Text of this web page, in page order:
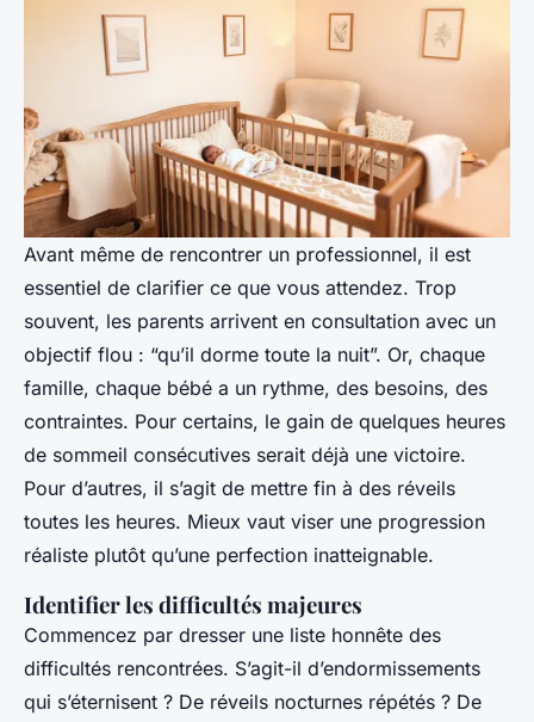
Avant même de rencontrer un professionnel, il est
essentiel de clarifier ce que vous attendez. Trop
souvent, les parents arrivent en consultation avec un
objectif flou : “qu’il dorme toute la nuit”. Or, chaque
famille, chaque bébé a un rythme, des besoins, des
contraintes. Pour certains, le gain de quelques heures
de sommeil consécutives serait déjà une victoire.
Pour d’autres, il s’agit de mettre fin à des réveils
toutes les heures. Mieux vaut viser une progression
réaliste plutôt qu’une perfection inatteignable.
Identifier les difficultés majeures
Commencez par dresser une liste honnête des
difficultés rencontrées. S’agit-il d’endormissements
qui s’éternisent ? De réveils nocturnes répétés ? De